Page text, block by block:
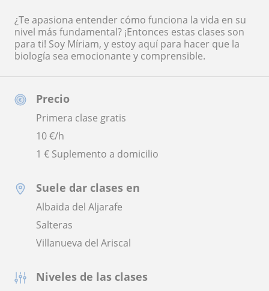
Precio
Primera clase gratis
10€/h
1 € Suplemento a domicilio
Suele dar clases en
Albaida del Aljarafe
Salteras
Villanueva del Ariscal
Niveles de las clases
¿Te apasiona entender cómo funciona la vida en su
nivel más fundamental? ¡Entonces estas clases son
para ti! Soy Míriam, y estoy aquí para hacer que la
biología sea emocionante y comprensible.